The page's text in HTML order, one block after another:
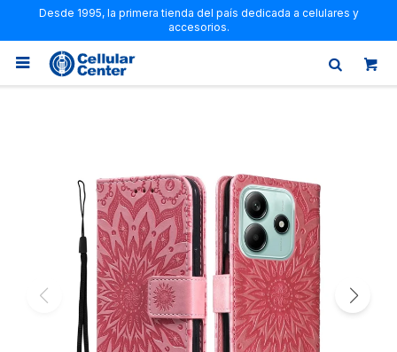
Desde 1995, la primera tienda del país dedicada a celulares y
accesorios.
